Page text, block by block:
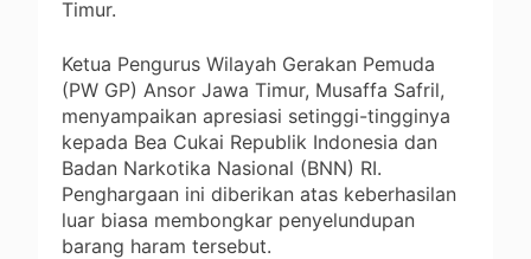
Timur.
Ketua Pengurus Wilayah Gerakan Pemuda
(PW GP) Ansor Jawa Timur, Musaffa Safril,
menyampaikan apresiasi setinggi-tingginya
kepada Bea Cukai Republik Indonesia dan
Badan Narkotika Nasional (BNN) RI.
Penghargaan ini diberikan atas keberhasilan
luar biasa membongkar penyelundupan
barang haram tersebut.